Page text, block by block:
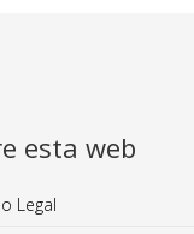
esta web
Legal